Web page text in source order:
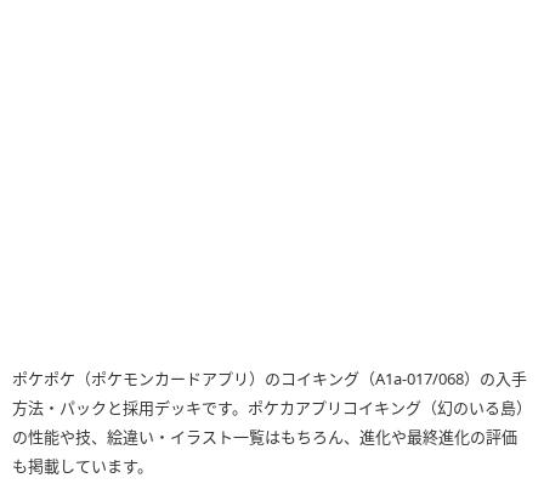
ポケポケ（ポケモンカードアプリ）のコイキング（A1a-017/068）の入手
方法・パックと採用デッキです。ポケカアプリコイキング（幻のいる島）
の性能や技、絵違い・イラスト一覧はもちろん、進化や最終進化の評価
も掲載しています。